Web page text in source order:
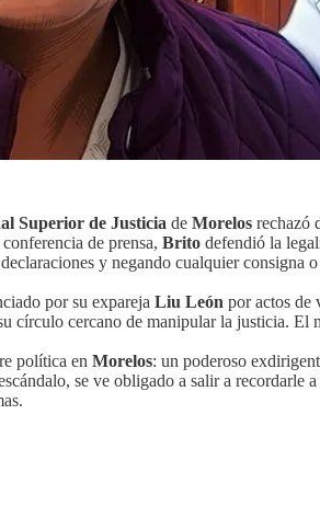
Superior de Justicia de Morelos rechazó
de prensa, Brito defendió la
y negando cualquier consigna
por su expareja Liu León por actos de
círculo cercano de manipular la justicia. El
política en Morelos: un poderoso
se ve obligado a salir a recordarle